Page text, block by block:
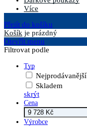
Více
Přejít do košíku
Košík je prázdný
Otevřít menu
Filtrovat podle
Typ
Nejprodávanější
Skladem
skrýt
Cena
Výrobce